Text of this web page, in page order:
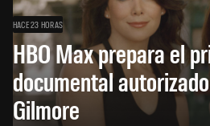
HACE 23 HORAS
HBO Max prepara el
documental
Gilmore